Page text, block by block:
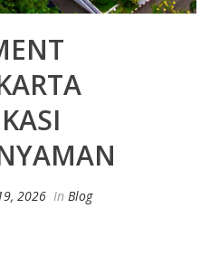
2026 In Blog